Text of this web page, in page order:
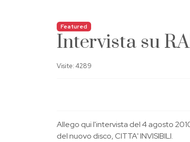
Featured
Intervista su
Visite: 4289
Allego qui l'intervista del 4 agosto
del nuovo disco, CITTA' INVISIBILI.